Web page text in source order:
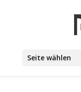
Seite wählen